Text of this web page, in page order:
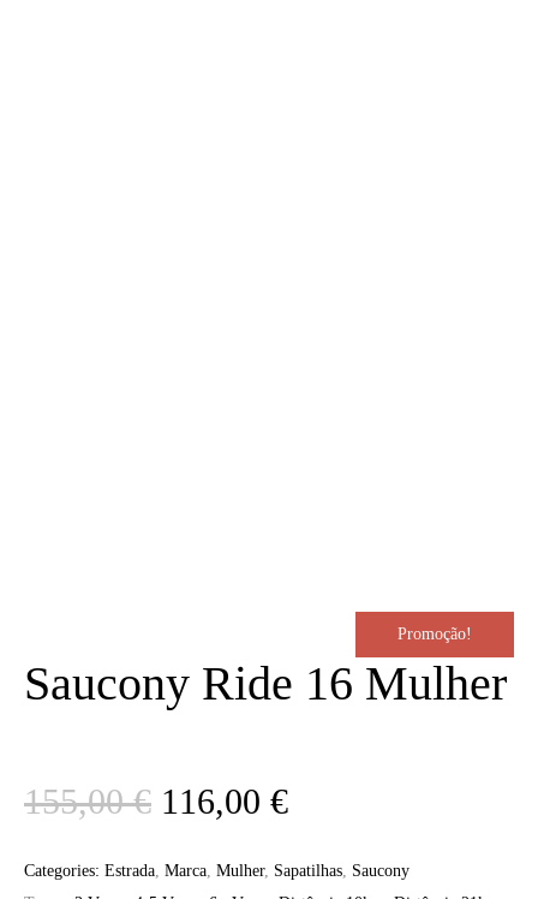
Promoção!
Saucony Ride 16 Mulher
155,00€ O
preço
116,00 €O
preço
Categories: Estrada, Marca, Mulher, Sapatilhas, Saucony